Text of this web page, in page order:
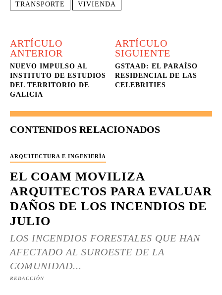
TRANSPORTE
VIVIENDA
ARTÍCULO
ANTERIOR
NUEVO IMPULSO AL
INSTITUTO DE ESTUDIOS
DEL TERRITORIO DE
GALICIA
ARTÍCULO
SIGUIENTE
GSTAAD: EL PARAÍSO
RESIDENCIAL DE LAS
CELEBRITIES
CONTENIDOS RELACIONADOS
ARQUITECTURA E INGENIERÍA
EL COAM MOVILIZA
ARQUITECTOS PARA EVALUAR
DAÑOS DE LOS INCENDIOS DE
JULIO
LOS INCENDIOS FORESTALES QUE HAN
AFECTADO AL SUROESTE DE LA
COMUNIDAD...
REDACCIÓN